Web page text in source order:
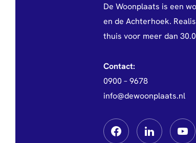
De Woonplaats is een
en de Achterhoek.
thuis voor meer dan
Contact:
0900 – 9678
info@dewoonplaats.nl